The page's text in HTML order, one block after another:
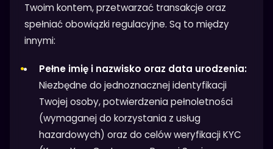
Twoim kontem, przetwarzać transakcje oraz
spełniać obowiązki regulacyjne. Są to między
innymi:
Pełne imię i nazwisko oraz data urodzenia:
Niezbędne do jednoznacznej identyfikacji
Twojej osoby, potwierdzenia pełnoletności
(wymaganej do korzystania z usług
hazardowych) oraz do celów weryfikacji KYC